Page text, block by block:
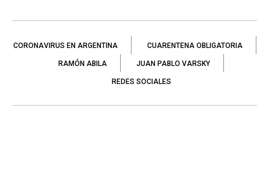
CORONAVIRUS EN ARGENTINA CUARENTENA OBLIGATORIA
RAMÓN ABILA JUAN PABLO VARSKY
REDES SOCIALES